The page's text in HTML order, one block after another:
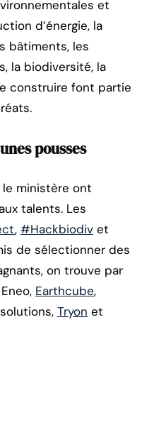
et
d’énergie, la
bâtiments, les
la biodiversité, la
construire font partie
pousses
le ministère ont
talents. Les
, #Hackbiodiv et
de sélectionner des
on trouve par
Earthcube,
Tryon et